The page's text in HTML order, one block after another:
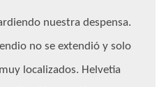
nuestra despensa.
no se extendió y solo
localizados. Helvetia